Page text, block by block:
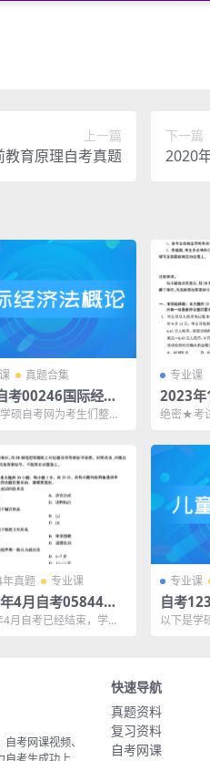
上一篇
育原理自考真题
下一篇
2020
真题合集
考00246国际经济
历年真题及答案
硕自考网为考生们整理
专业课
2023年
际金融
绝密★考
课程代码
真题 专业课
4月自考05844国
英语 真题试题及参
月自考已经结束，学硕
专业课
自考
历年真
以下是学
考网课视频、
快速导航
真题资料
复习资料
自考网课